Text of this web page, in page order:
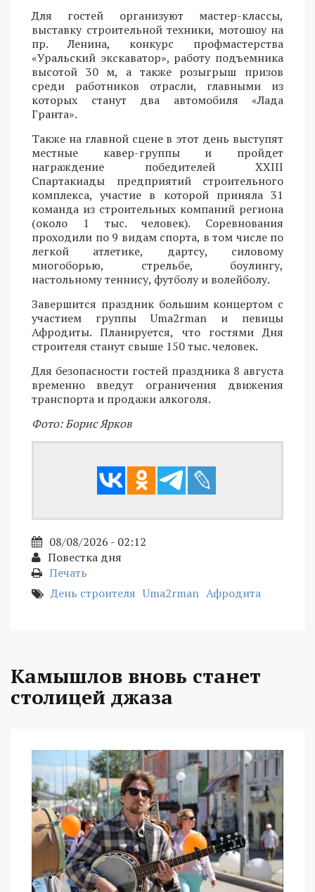
Для гостей организуют мастер-классы,
выставку строительной техники, мотошоу на
пр. Ленина, конкурс профмастерства
«Уральский экскаватор», работу подъемника
высотой 30 м, а также розыгрыш призов
среди работников отрасли, главными из
которых станут два автомобиля «Лада
Гранта».
Также на главной сцене в этот день выступят
местные кавер-группы и пройдет
награждение победителей XXIII
Спартакиады предприятий строительного
комплекса, участие в которой приняла 31
команда из строительных компаний региона
(около 1 тыс. человек). Соревнования
проходили по 9 видам спорта, в том числе по
легкой атлетике, дартсу, силовому
многоборью, стрельбе, боулингу,
настольному теннису, футболу и волейболу.
Завершится праздник большим концертом с
участием группы Uma2rman и певицы
Афродиты. Планируется, что гостями Дня
строителя станут свыше 150 тыс. человек.
Для безопасности гостей праздника 8 августа
временно введут ограничения движения
транспорта и продажи алкоголя.
Фото: Борис Ярков
08/08/2026 - 02:12
Повестка дня
Печать
День строителя Uma2rman Афродита
Камышлов вновь станет
столицей джаза